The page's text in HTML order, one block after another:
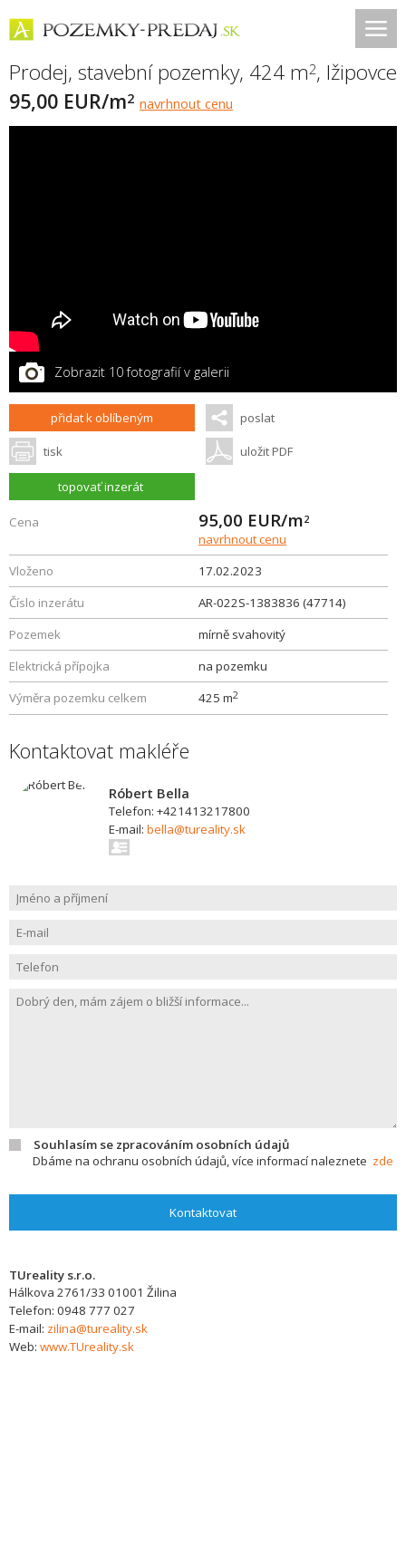
Prodej, stavební pozemky, 424 m2, Ižipovce
95,00 EUR/m2 navrhnout cenu
Zobrazit 10 fotografií v galerii
přidat k oblíbeným poslat
tisk uložit PDF
topovať inzerát
Cena 95,00 EUR/m2
navrhnout cenu
Vloženo
17.02.2023
Číslo inzerátu
AR-022S-1383836 (47714)
Pozemek
mírně svahovitý
Elektrická přípojka
na pozemku
Výměra pozemku celkem
425 m2
Kontaktovat makléře
Róbert Bella
Telefon: +421413217800
E-mail: bella@tureality.sk
Souhlasím se zpracováním osobních údajů
Dbáme na ochranu osobních údajů, více informací naleznete zde
Kontaktovat
TUreality s.r.o.
Hálkova 2761/33 01001 Žilina
Telefon: 0948 777 027
E-mail: zilina@tureality.sk
Web: www.TUreality.sk